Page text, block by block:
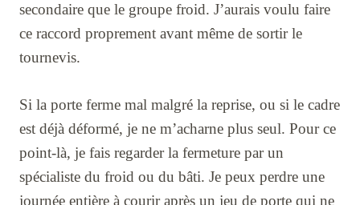
secondaire que le groupe froid. J’aurais voulu faire
ce raccord proprement avant même de sortir le
tournevis.
Si la porte ferme mal malgré la reprise, ou si le cadre
est déjà déformé, je ne m’acharne plus seul. Pour ce
point-là, je fais regarder la fermeture par un
spécialiste du froid ou du bâti. Je peux perdre une
journée entière à courir après un jeu de porte qui ne